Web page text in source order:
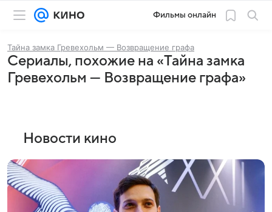
Фильмы онлайн
Тайна замка Гревехольм — Возвращение графа
Сериалы, похожие на «Тайна замка
Гревехольм — Возвращение графа»
Новости кино